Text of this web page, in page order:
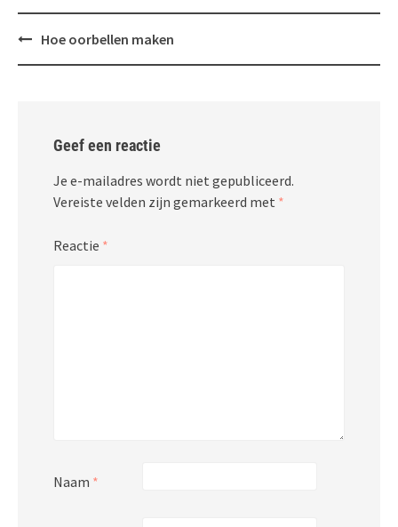
BerichtHoe oorbellen maken
Geef een reactie
Je e-mailadres wordt niet gepubliceerd.
Vereiste velden zijn gemarkeerd met *
Reactie *
Naam *